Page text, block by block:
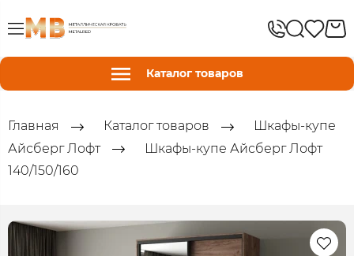
Каталог товаров
Главная Каталог товаров
Шкафы-купе
Айсберг Лофт
Шкафы-купе Айсберг Лофт
140/150/160